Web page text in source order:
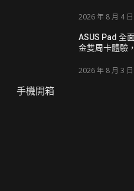
2026 年 8 月 4 日
ASUS Pad 全
金雙周卡體驗
2026 年 8 月 3 日
手機開箱